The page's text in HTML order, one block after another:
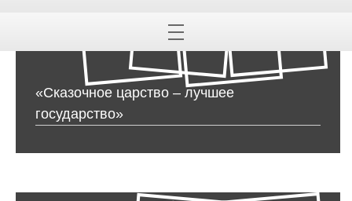
«Сказочное царство – лучшее
государство»